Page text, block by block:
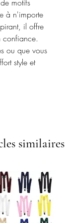
motifs
à n'importe
il offre
confiance.
ou que vous
style et
similaires